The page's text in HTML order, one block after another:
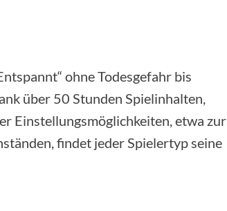
ohne Todesgefahr bis
über 50 Stunden Spielinhalten,
Einstellungsmöglichkeiten, etwa zur
findet jeder Spielertyp seine